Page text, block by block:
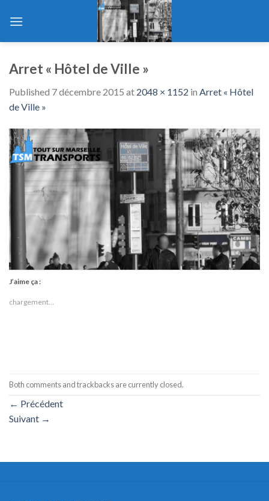
Arret « Hôtel de Ville »
Published 7 décembre 2015 at 2048 × 1152 in Arret « Hôtel
de Ville »
J’aime ça :
chargement…
Both comments and trackbacks are currently closed.
← Précédent
Suivant →